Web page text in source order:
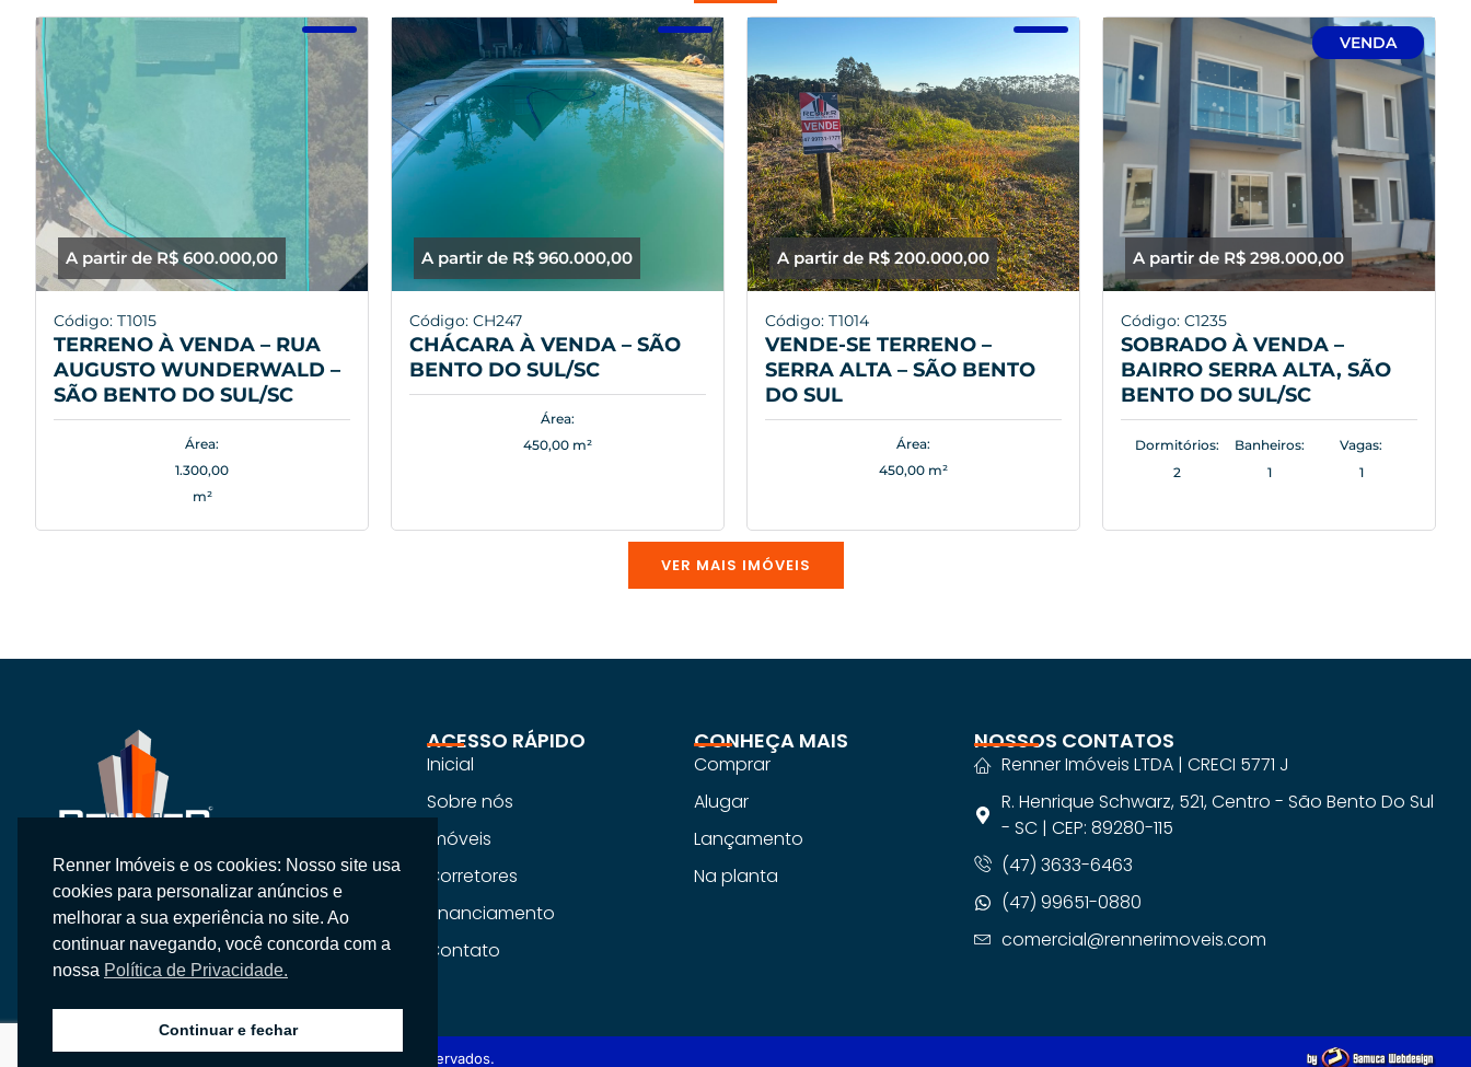
A partir de R$ 600.000,00
Código: T1015
TERRENO À VENDA – RUA
AUGUSTO WUNDERWALD –
SÃO BENTO DO SUL/SC
Área:
1.300,00
m²
A partir de R$ 960.000,00
Código: CH247
CHÁCARA À VENDA – SÃO
BENTO DO SUL/SC
Área:
450,00 m²
A partir de R$ 200.000,00
Código: T1014
VENDE-SE TERRENO –
SERRA ALTA – SÃO BENTO
DO SUL
Área:
450,00 m²
A partir de R$ 298.000,00
VENDA
Código: C1235
SOBRADO À VENDA –
BAIRRO SERRA ALTA, SÃO
BENTO DO SUL/SC
Dormitórios:
2
Banheiros:
1
Vagas:
1
VER MAIS IMÓVEIS
Na Renner Imobiliária, não vendemos
apenas imóveis, entregamos segurança,
confiança e um atendimento
personalizado.
ACESSO RÁPIDO
Inicial
Sobre nós
Imóveis
Corretores
Financiamento
Contato
CONHEÇA MAIS
Comprar
Alugar
Lançamento
Na planta
NOSSOS CONTATOS
Renner Imóveis LTDA | CRECI 5771 J
R. Henrique Schwarz, 521, Centro - São Bento Do Sul
- SC | CEP: 89280-115
(47) 3633-6463
(47) 99651-0880
comercial@rennerimoveis.com
Copyright © 2026 Renner Imobiliária, Todos os direitos reservados.
Renner Imóveis e os cookies: Nosso site usa
cookies para personalizar anúncios e
melhorar a sua experiência no site. Ao
continuar navegando, você concorda com a
nossa Política de Privacidade.
Continuar e fechar